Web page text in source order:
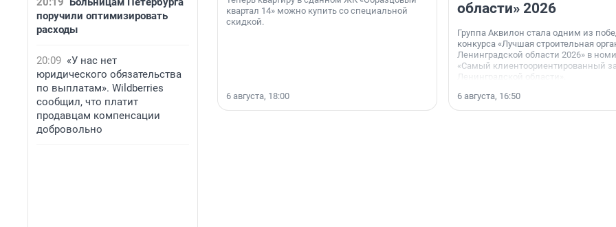
поручили оптимизировать
расходы
20:09 «У нас нет
юридического обязательства
по выплатам». Wildberries
сообщил, что платит
продавцам компенсации
добровольно
квартал 14» можно купить со специальной
скидкой.
6 августа, 18:00
области» 2026
Группа Аквилон стала одним из
конкурса «Лучшая строительная
Ленинградской области 2026» в
«Самый клиентоориентированный
Ленинградской области».
6 августа, 16:50